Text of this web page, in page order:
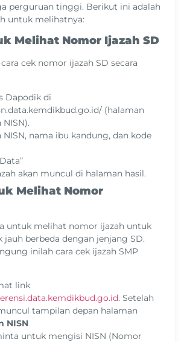
perguruan tinggi. Berikut ini adalah
untuk melihatnya:
Melihat Nomor Ijazah SD
cek nomor ijazah SD secara
Dapodik di
(halaman
NISN, nama ibu kandung, dan kode
akan muncul di halaman hasil.
Melihat Nomor
untuk melihat nomor ijazah untuk
jauh berbeda dengan jenjang SD.
inilah cara cek ijazah SMP
link
. Setelah
tampilan depan halaman
NISN
untuk mengisi NISN (Nomor